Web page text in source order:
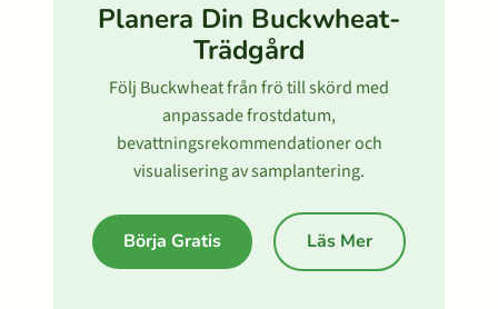
Planera Din Buckwheat-
Trädgård
Följ Buckwheat från frö till skörd med
anpassade frostdatum,
bevattningsrekommendationer och
visualisering av samplantering.
Börja Gratis Läs Mer